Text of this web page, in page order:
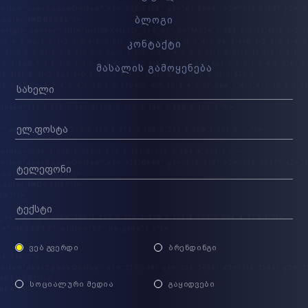
ბლოგი
კონტაქტი
მასალის გამოყენება
ᲕᲔᲑ ᲒᲕᲔᲠᲓᲘ ᲑᲠᲔᲜᲓᲘᲜᲒᲘ
ᲡᲝᲪᲘᲐᲚᲣᲠᲘ ᲛᲔᲓᲘᲐ ᲒᲐᲧᲘᲓᲕᲔᲑᲘ